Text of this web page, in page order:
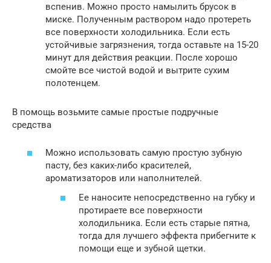
вспенив. Можно просто намылить брусок в
миске. Полученным раствором надо протереть
все поверхности холодильника. Если есть
устойчивые загрязнения, тогда оставьте на 15-20
минут для действия реакции. После хорошо
смойте все чистой водой и вытрите сухим
полотенцем.
В помощь возьмите самые простые подручные
средства
Можно использовать самую простую зубную
пасту, без каких-либо красителей,
ароматизаторов или наполнителей.
Ее наносите непосредственно на губку и
протираете все поверхности
холодильника. Если есть старые пятна,
тогда для лучшего эффекта прибегните к
помощи еще и зубной щетки.